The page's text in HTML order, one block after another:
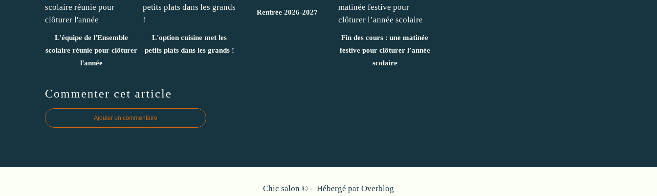
L'équipe de l'Ensemble
scolaire réunie pour clôturer
l'année
L'option cuisine met les
petits plats dans les grands !
Rentrée 2026-2027
Fin des cours : une matinée
festive pour clôturer l’année
scolaire
Commenter cet article
Ajouter un commentaire
Chic salon © - Hébergé par Overblog